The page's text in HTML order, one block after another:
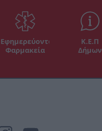
Εφημερεύοντα
Φαρμακεία
Κ.Ε.Π
Δήμων